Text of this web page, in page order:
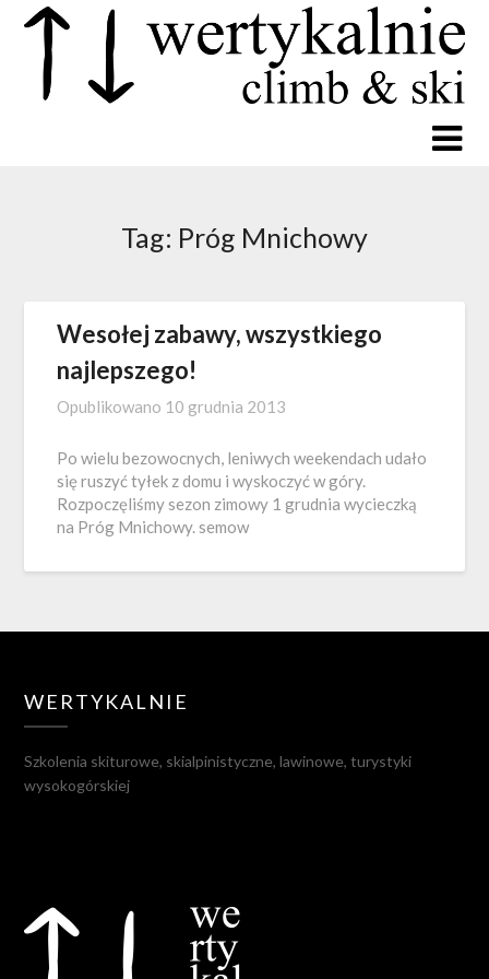
Tag: Próg Mnichowy
Wesołej zabawy, wszystkiego
najlepszego!
Opublikowano 10 grudnia 2013
Po wielu bezowocnych, leniwych weekendach udało
się ruszyć tyłek z domu i wyskoczyć w góry.
Rozpoczęliśmy sezon zimowy 1 grudnia wycieczką
na Próg Mnichowy. semow
WERTYKALNIE
Szkolenia skiturowe, skialpinistyczne, lawinowe, turystyki
wysokogórskiej